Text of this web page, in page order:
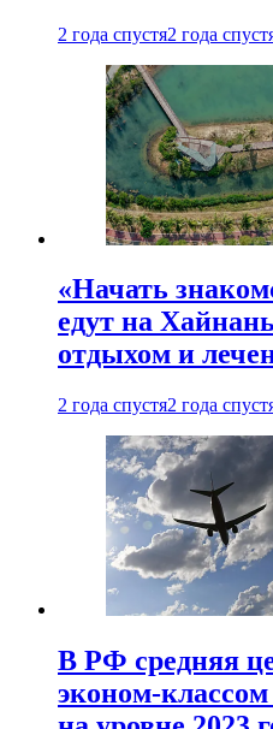
2 года спустя2 года
«Начать
едут на
отдыхом и
2 года спустя2 года
В РФ средняя
эконом-классом